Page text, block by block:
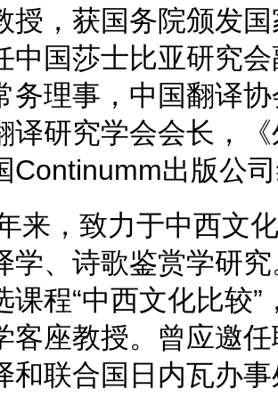
授，获国务院颁发
中国莎士比亚研究
务理事，中国翻译
译研究学会会长，
Continumm出版公
来，致力于中西文
学、诗歌鉴赏学研
课程“中西文化比较
客座教授。曾应邀
和联合国日内瓦办